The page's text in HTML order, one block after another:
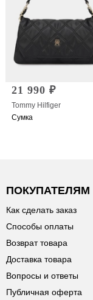
21 990 ₽
Tommy Hilfiger
Сумка
ПОКУПАТЕЛЯМ
Как сделать заказ
Способы оплаты
Возврат товара
Доставка товара
Вопросы и ответы
Публичная оферта